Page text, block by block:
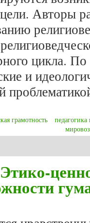
Авторы
цикла.
и
грамотность